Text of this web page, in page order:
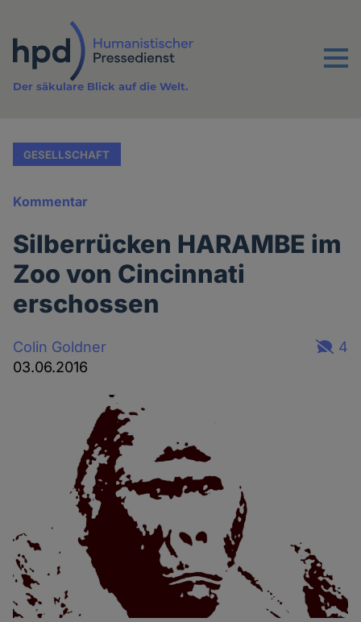
Inhalt
Menu
Der säkulare Blick auf die Welt.
GESELLSCHAFT
Kommentar
Silberrücken HARAMBE im
Zoo von Cincinnati
erschossen
Colin Goldner
03.06.2016
4